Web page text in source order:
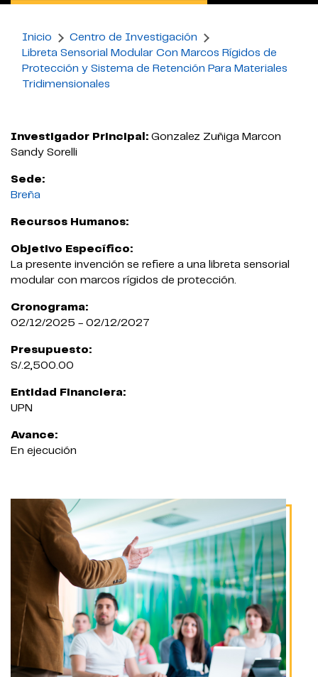
Inicio
Centro de Investigación
Libreta Sensorial Modular Con Marcos Rígidos de
Protección y Sistema de Retención Para Materiales
Tridimensionales
Investigador Principal: Gonzalez Zuñiga Marcon
Sandy Sorelli
Sede:
Breña
Recursos Humanos:
Objetivo Específico:
La presente invención se refiere a una libreta sensorial
modular con marcos rígidos de protección.
Cronograma:
02/12/2025 - 02/12/2027
Presupuesto:
S/.2,500.00
Entidad Financiera:
UPN
Avance:
En ejecución